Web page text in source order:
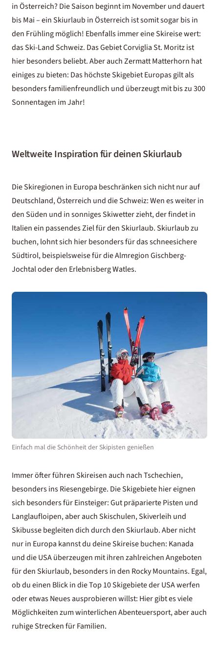
in Österreich? Die Saison beginnt im November und dauert
bis Mai – ein Skiurlaub in Österreich ist somit sogar bis in
den Frühling möglich! Ebenfalls immer eine Skireise wert:
das Ski-Land Schweiz. Das Gebiet Corviglia St. Moritz ist
hier besonders beliebt. Aber auch Zermatt Matterhorn hat
einiges zu bieten: Das höchste Skigebiet Europas gilt als
besonders familienfreundlich und überzeugt mit bis zu 300
Sonnentagen im Jahr!
Weltweite Inspiration für deinen Skiurlaub
DieSkiregionen in Europa beschränken sich nicht nur auf
Deutschland, Österreich und die Schweiz: Wen es weiter in
den Süden und in sonniges Skiwetter zieht, der findet in
Italien ein passendes Ziel für den Skiurlaub. Skiurlaub zu
buchen, lohnt sich hier besonders für das schneesichere
Südtirol, beispielsweise für die Almregion Gischberg-
Jochtal oder den Erlebnisberg Watles.
Einfach mal die Schönheit der Skipisten genießen
Immer öfter führen Skireisen auch nach Tschechien,
besonders ins Riesengebirge. Die Skigebiete hier eignen
sich besonders für Einsteiger: Gut präparierte Pisten und
Langlaufloipen, aber auch Skischulen, Skiverleih und
Skibusse begleiten dich durch den Skiurlaub. Aber nicht
nur in Europa kannst du deine Skireise buchen: Kanada
und die USA überzeugen mit ihren zahlreichen Angeboten
für den Skiurlaub, besonders in den Rocky Mountains. Egal,
ob du einen Blick in dieTop 10 Skigebiete der USAwerfen
oder etwas Neues ausprobieren willst: Hier gibt es viele
Möglichkeiten zum winterlichen Abenteuersport, aber auch
ruhige Strecken für Familien.